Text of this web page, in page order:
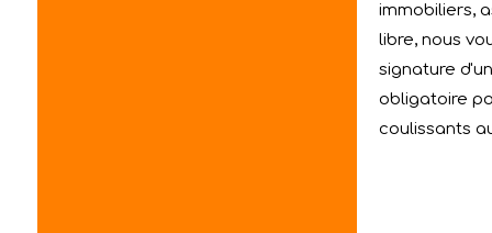
immobiliers,
libre, nous
signature
obligatoire
coulissants